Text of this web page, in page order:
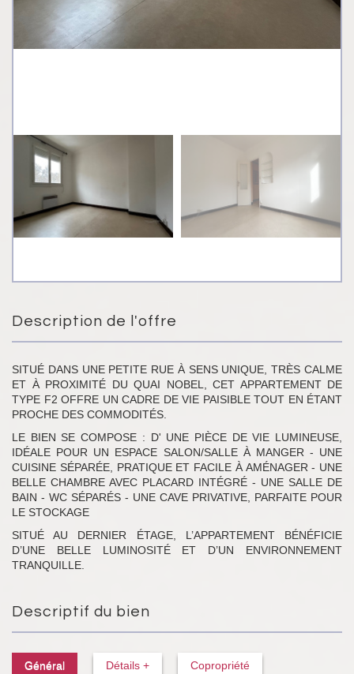
Description de l'offre
SITUÉ DANS UNE PETITE RUE À SENS UNIQUE, TRÈS CALME
ET À PROXIMITÉ DU QUAI NOBEL, CET APPARTEMENT DE
TYPE F2 OFFRE UN CADRE DE VIE PAISIBLE TOUT EN ÉTANT
PROCHE DES COMMODITÉS.
LE BIEN SE COMPOSE : D' UNE PIÈCE DE VIE LUMINEUSE,
IDÉALE POUR UN ESPACE SALON/SALLE À MANGER - UNE
CUISINE SÉPARÉE, PRATIQUE ET FACILE À AMÉNAGER - UNE
BELLE CHAMBRE AVEC PLACARD INTÉGRÉ - UNE SALLE DE
BAIN - WC SÉPARÉS - UNE CAVE PRIVATIVE, PARFAITE POUR
LE STOCKAGE
SITUÉ AU DERNIER ÉTAGE, L’APPARTEMENT BÉNÉFICIE
D’UNE BELLE LUMINOSITÉ ET D’UN ENVIRONNEMENT
TRANQUILLE.
Descriptif du bien
Général Détails + Copropriété